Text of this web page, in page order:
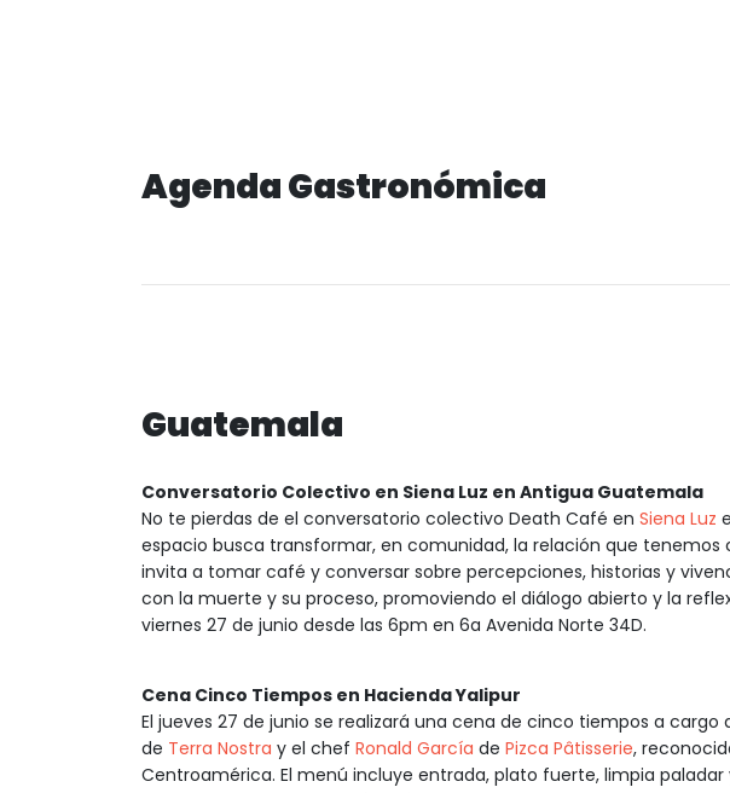
Agenda Gastronómica
Guatemala
Conversatorio Colectivo en Siena Luz en Antigua Guatemala
No te pierdas de el conversatorio colectivo Death Café en Siena Luz
espacio busca transformar, en comunidad, la relación que tenemos
invita a tomar café y conversar sobre percepciones, historias y
con la muerte y su proceso, promoviendo el diálogo abierto y la
viernes 27 de junio desde las 6pm en 6a Avenida Norte 34D.
Cena Cinco Tiempos en Hacienda Yalipur
El jueves 27 de junio se realizará una cena de cinco tiempos a cargo
de Terra Nostra y el chef Ronald García de Pizca Pâtisserie,
Centroamérica. El menú incluye entrada, plato fuerte, limpia paladar